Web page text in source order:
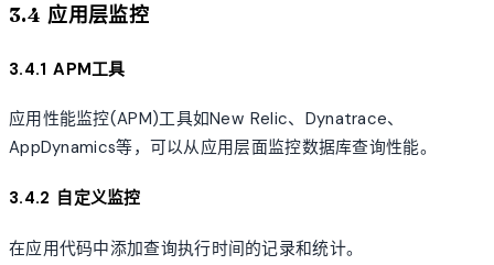
3.4 应用层监控
3.4.1 APM工具
应用性能监控(APM)工具如New Relic、Dynatrace、
AppDynamics等，可以从应用层面监控数据库查询性能。
3.4.2 自定义监控
在应用代码中添加查询执行时间的记录和统计。